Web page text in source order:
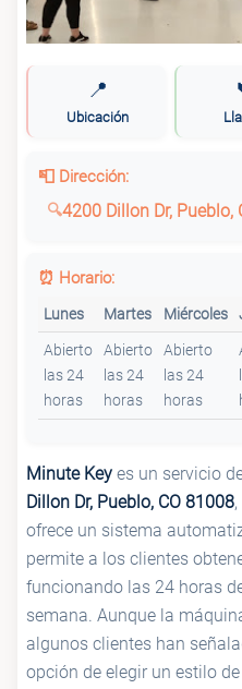
📍
Ubicación
📮 Dirección:
4200 Dillon Dr, Pueblo,
⏰ Horario:
Lunes Martes Miércoles
Abierto
las 24
horas
Abierto
las 24
horas
Abierto
las 24
horas
Minute Key es un servicio
Dillon Dr, Pueblo, CO 81008
ofrece un sistema
permite a los clientes
funcionando las 24 horas
semana. Aunque la
algunos clientes han
opción de elegir un estilo